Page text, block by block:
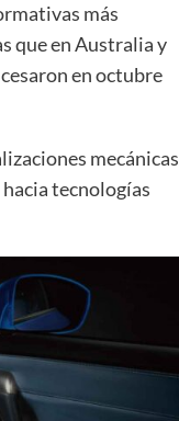
más
que en Australia y
en octubre
mecánicas
tecnologías